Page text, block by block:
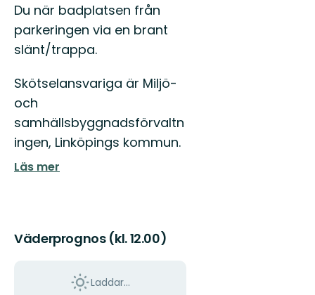
Du när badplatsen från
parkeringen via en brant
slänt/trappa.
Skötselansvariga är Miljö-
och
samhällsbyggnadsförvaltn
ingen, Linköpings kommun.
Läs mer
Väderprognos (kl. 12.00)
Laddar...